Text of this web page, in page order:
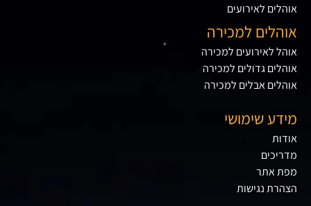
אוהלים לאירועים
אוהלים למכירה
אוהל לאירועים למכירה
אוהלים גדולים למכירה
אוהלים אבלים למכירה
מידע שימושי
אודות
מדריכים
מפת אתר
הצהרת נגישות